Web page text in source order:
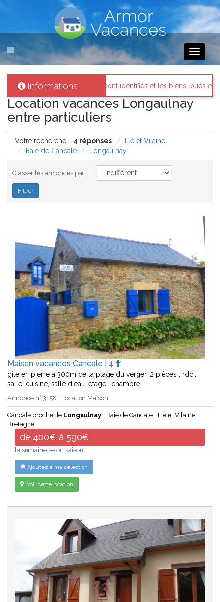
Toggle
Informations
propriétaires sont identifiés et les biens loués existent réellement.
Location vacances Longaulnay
entre particuliers
Votre recherche - 4 réponses
Ille et Vilaine
Baie de Cancale
Longaulnay
Classer les annonces par :
Maison vacances Cancale | 4
gîte en pierre à 300m de la plage du verger. 2 pièces : rdc :
salle, cuisine, salle d'eau. etage : chambre…
Annonce n° 3158 | Location Maison
Cancale proche de Longaulnay Baie de Cancale
Ille et Vilaine
Bretagne
de 400€ à 590€
la semaine selon saison
Ajoutez à ma sélection
Voir cette location